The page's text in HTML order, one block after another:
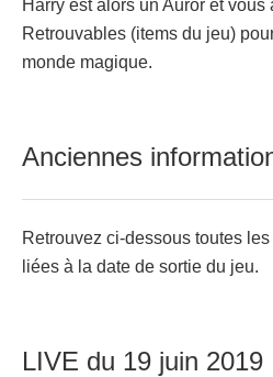
Harry est alors un Auror et
Retrouvables (items du jeu)
monde magique.
Anciennes
Retrouvez ci-dessous toutes
liées à la date de sortie du jeu.
LIVE du 19 juin 2019